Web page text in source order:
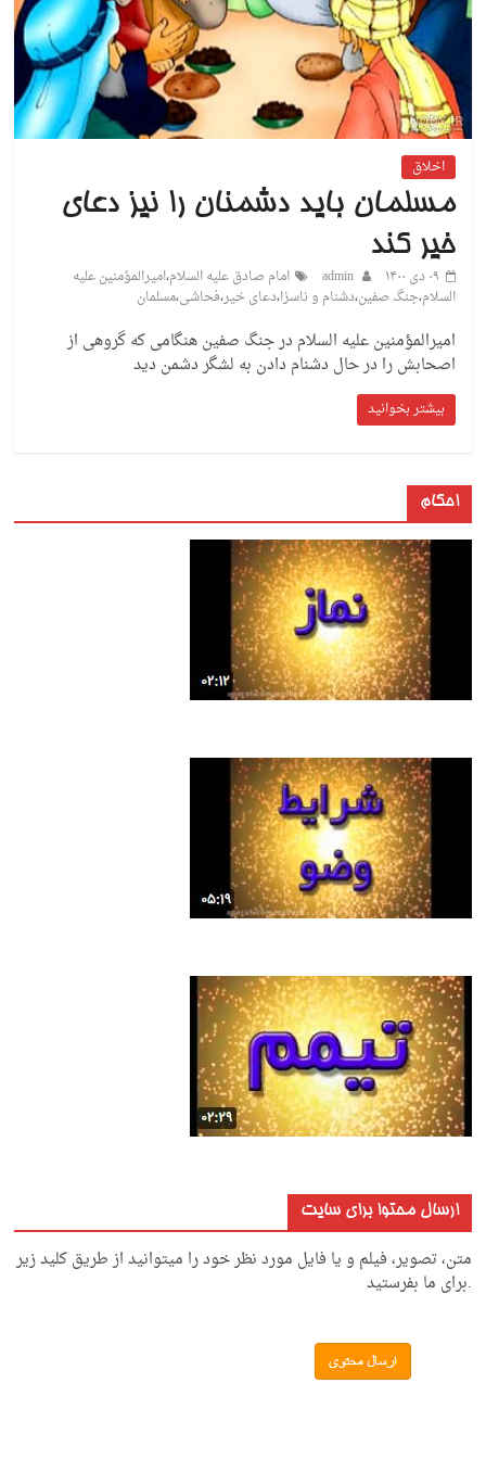
اخلاق
مسلمان باید دشمنان را نیز دعای
خیر کند
۰۹ دی ۱۴۰۰ admin امام صادق علیه السلام،امیرالمؤمنین علیه
السلام،جنگ صفین،دشنام و ناسزا،دعای خیر،فحاشی،مسلمان
امیرالمؤمنین علیه السلام در جنگ صفین هنگامی که گروهی از
اصحابش را در حال دشنام دادن به لشگر دشمن دید
بیشتر بخوانید
احکام
ارسال محتوا برای سایت
متن، تصویر، فیلم و یا فایل مورد نظر خود را میتوانید از طریق کلید زیر
.برای ما بفرستید